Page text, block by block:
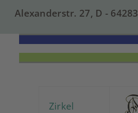
Alexanderstr. 27, D -
Zirkel